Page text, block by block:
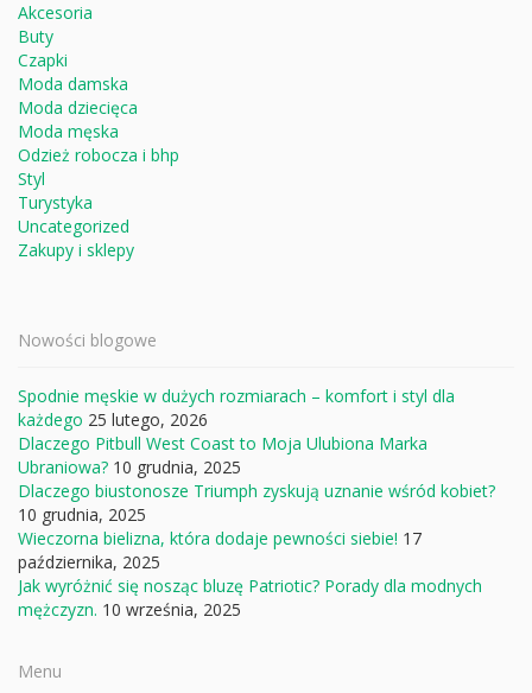
Akcesoria
Buty
Czapki
Moda damska
Moda dziecięca
Moda męska
Odzież robocza i bhp
Styl
Turystyka
Uncategorized
Zakupy i sklepy
Nowości blogowe
Spodnie męskie w dużych rozmiarach – komfort i styl dla
każdego 25 lutego, 2026
Dlaczego Pitbull West Coast to Moja Ulubiona Marka
Ubraniowa? 10 grudnia, 2025
Dlaczego biustonosze Triumph zyskują uznanie wśród kobiet?
10 grudnia, 2025
Wieczorna bielizna, która dodaje pewności siebie! 17
października, 2025
Jak wyróżnić się nosząc bluzę Patriotic? Porady dla modnych
mężczyzn. 10 września, 2025
Menu